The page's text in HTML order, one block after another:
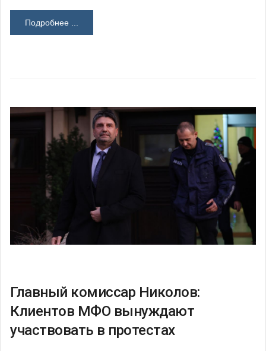
Подробнее ...
Главный комиссар Николов:
Клиентов МФО вынуждают
участвовать в протестах